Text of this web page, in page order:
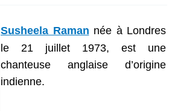
Susheela Raman née à Londres
le 21 juillet 1973, est une
chanteuse anglaise d’origine
indienne.